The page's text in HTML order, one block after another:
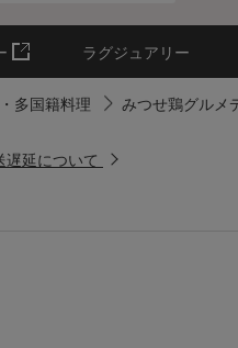
ラグジュアリー
多国籍料理 みつせ鶏グルメ
延について